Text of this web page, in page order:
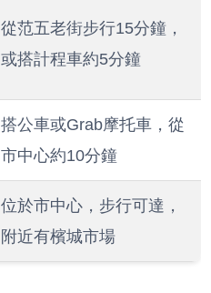
從范五老街步行15分鐘，
或搭計程車約5分鐘
搭公車或Grab摩托車，從
市中心約10分鐘
位於市中心，步行可達，
附近有檳城市場